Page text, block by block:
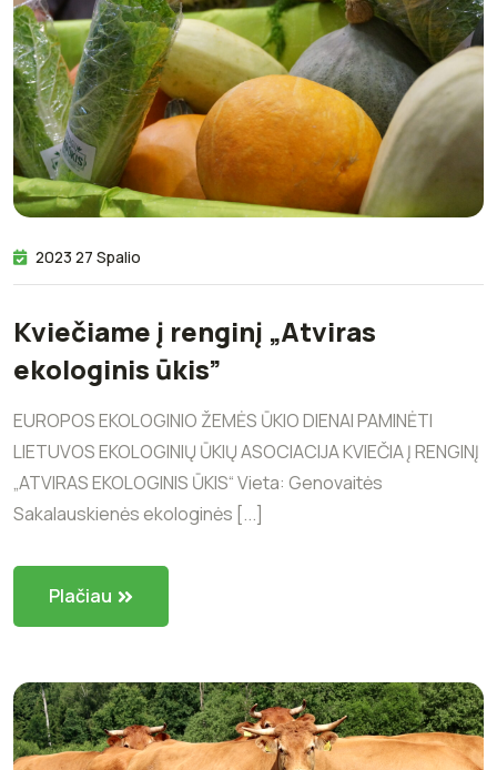
2023 27 Spalio
Kviečiame į renginį „Atviras
ekologinis ūkis”
EUROPOS EKOLOGINIO ŽEMĖS ŪKIO DIENAI PAMINĖTI
LIETUVOS EKOLOGINIŲ ŪKIŲ ASOCIACIJA KVIEČIA Į RENGINĮ
„ATVIRAS EKOLOGINIS ŪKIS“ Vieta: Genovaitės
Sakalauskienės ekologinės [...]
Plačiau